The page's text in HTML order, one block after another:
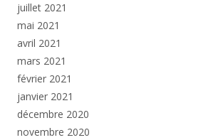
juillet 2021
mai 2021
avril 2021
mars 2021
février 2021
janvier 2021
décembre 2020
novembre 2020